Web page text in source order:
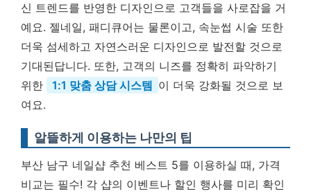
신 트렌드를 반영한 디자인으로 고객들을 사로잡을 거
예요. 젤네일, 패디큐어는 물론이고, 속눈썹 시술 또한
더욱 섬세하고 자연스러운 디자인으로 발전할 것으로
기대된답니다. 또한, 고객의 니즈를 정확히 파악하기
위한
1:1 맞춤 상담 시스템 이 더욱 강화될 것으로 보
여요.
알뜰하게 이용하는 나만의 팁
부산 남구 네일샵 추천 베스트 5를 이용하실 때, 가격
비교는 필수! 각 샵의 이벤트나 할인 행사를 미리 확인